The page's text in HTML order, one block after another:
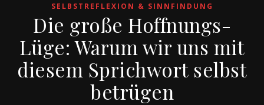
SELBSTREFLEXION & SINNFINDUNG
Die große Hoffnungs-
Lüge: Warum wir uns mit
diesem Sprichwort selbst
betrügen